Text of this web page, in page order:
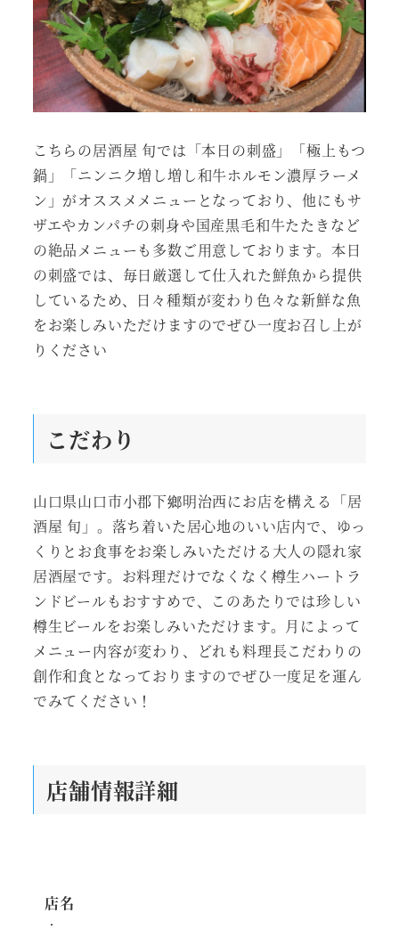
こちらの居酒屋 旬では「本日の刺盛」「極上もつ
鍋」「ニンニク増し増し和牛ホルモン濃厚ラーメ
ン」がオススメメニューとなっており、他にもサ
ザエやカンパチの刺身や国産黒毛和牛たたきなど
の絶品メニューも多数ご用意しております。本日
の刺盛では、毎日厳選して仕入れた鮮魚から提供
しているため、日々種類が変わり色々な新鮮な魚
をお楽しみいただけますのでぜひ一度お召し上が
りください
こだわり
山口県山口市小郡下鄉明治西にお店を構える「居
酒屋 旬」。落ち着いた居心地のいい店内で、ゆっ
くりとお食事をお楽しみいただける大人の隠れ家
居酒屋です。お料理だけでなくなく樽生ハートラ
ンドビールもおすすめで、このあたりでは珍しい
樽生ビールをお楽しみいただけます。月によって
メニュー内容が変わり、どれも料理長こだわりの
創作和食となっておりますのでぜひ一度足を運ん
でみてください！
店舗情報詳細
店名